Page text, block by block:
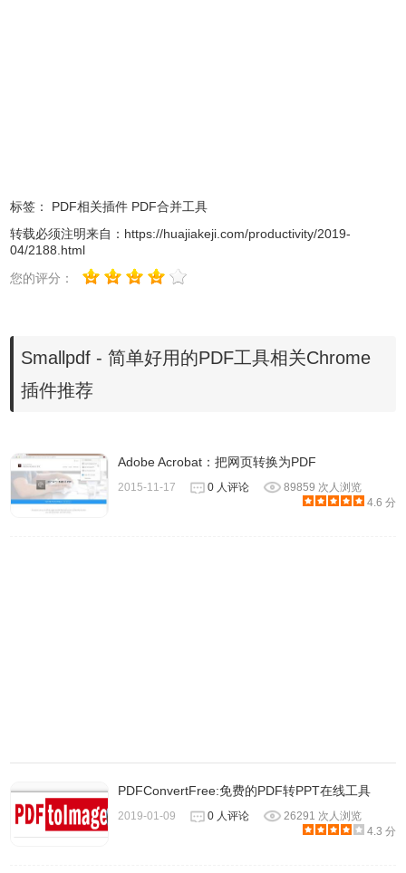
安装扩展功能即表示您同意 Smallpdf 的隐私政策和条款
（www.smallpdf.com/legal）
览器中安装.crx扩展名的离线Chrome插件？最新谷歌浏览器
离线安装版可以从这里下载：
插件列出了常用的6个功能,点击即可进入相应页面
标签： PDF相关插件 PDF合并工具
转载必须注明来自： https://huajiakeji.com/productivity/2019-
04/2188.html
您的评分：
Smallpdf - 简单好用的PDF工具相关Chrome
插件推荐
Adobe Acrobat：把网页转换为PDF
2015-11-17 0 人评论
89859 次人浏览
4.6 分
PDFConvertFree:免费的PDF转PPT在线工具
2019-01-09 0 人评论
26291 次人浏览
4.3 分